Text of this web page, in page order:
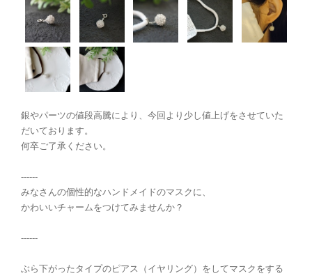
銀やパーツの値段高騰により、今回より少し値上げをさせていた
だいております。
何卒ご了承ください。
------
みなさんの個性的なハンドメイドのマスクに、
かわいいチャームをつけてみませんか？
------
ぶら下がったタイプのピアス（イヤリング）をしてマスクをする